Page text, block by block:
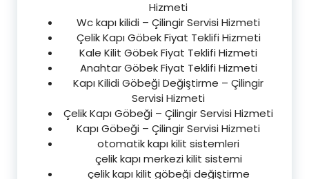
Hizmeti
Wc kapı kilidi – Çilingir Servisi Hizmeti
Çelik Kapı Göbek Fiyat Teklifi Hizmeti
Kale Kilit Göbek Fiyat Teklifi Hizmeti
Anahtar Göbek Fiyat Teklifi Hizmeti
Kapı Kilidi Göbeği Değiştirme – Çilingir
Servisi Hizmeti
Çelik Kapı Göbeği – Çilingir Servisi Hizmeti
Kapı Göbeği – Çilingir Servisi Hizmeti
otomatik kapı kilit sistemleri
çelik kapı merkezi kilit sistemi
çelik kapı kilit göbeği değiştirme